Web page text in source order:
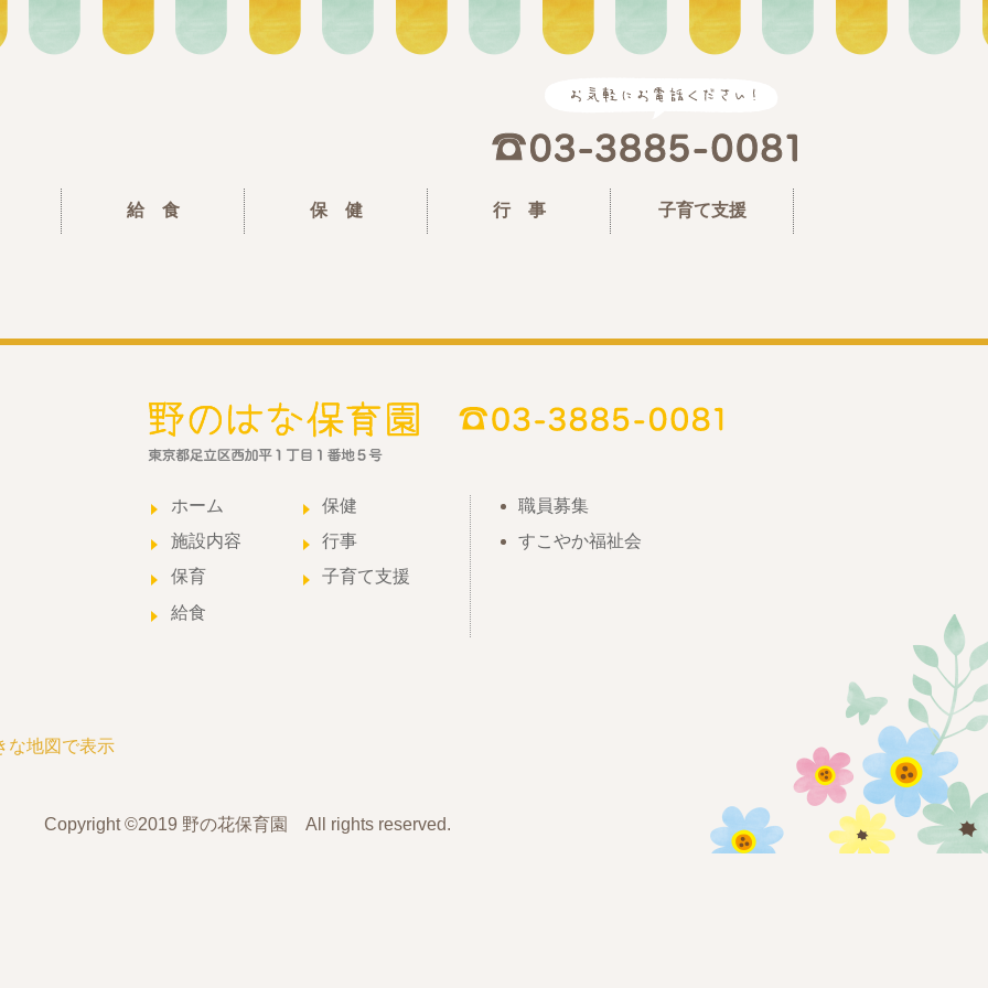
給 食 保 健 行 事 子育て支援
な地図で表示
ホーム
保健
施設内容
行事
保育
子育て支援
給食
職員募集
すこやか福祉会
Copyright ©2019 野の花保育園 All rights reserved.